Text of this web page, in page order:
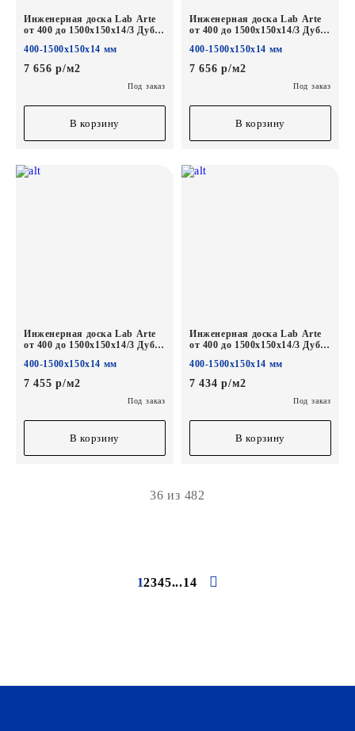
Инженерная доска Lab Arte
от 400 до 1500х150х14/3 Дуб
400-1500х150х14 мм
7 656 р/м2
Под заказ
В корзину
Инженерная доска Lab Arte
от 400 до 1500х150х14/3 Дуб
400-1500х150х14 мм
7 656 р/м2
Под заказ
В корзину
Инженерная доска Lab Arte
от 400 до 1500х150х14/3 Дуб
400-1500х150х14 мм
7 455 р/м2
Под заказ
В корзину
Инженерная доска Lab Arte
от 400 до 1500х150х14/3 Дуб
400-1500х150х14 мм
7 434 р/м2
Под заказ
В корзину
36 из 482
12345...14